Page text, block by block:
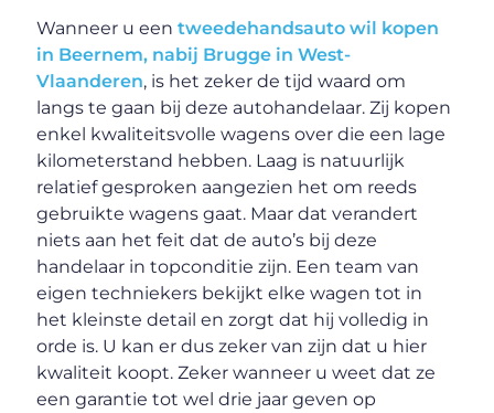
Wanneer u eentweedehandsauto wil kopen
in Beernem, nabij Brugge in West-
Vlaanderen, is het zeker de tijd waard om
langs te gaan bij deze autohandelaar. Zij kopen
enkel kwaliteitsvolle wagens over die een lage
kilometerstand hebben. Laag is natuurlijk
relatief gesproken aangezien het om reeds
gebruikte wagens gaat. Maar dat verandert
niets aan het feit dat de auto’s bij deze
handelaar in topconditie zijn. Een team van
eigen techniekers bekijkt elke wagen tot in
het kleinste detail en zorgt dat hij volledig in
orde is. U kan er dus zeker van zijn dat u hier
kwaliteit koopt. Zeker wanneer u weet dat ze
een garantie tot wel drie jaar geven op